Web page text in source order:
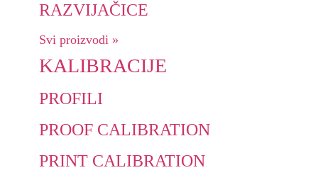
RAZVIJAČICE
Svi proizvodi »
KALIBRACIJE
PROFILI
PROOF CALIBRATION
PRINT CALIBRATION